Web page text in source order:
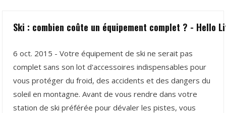
Ski : combien coûte un équipement complet ? - Hello
6 oct. 2015 - Votre équipement de ski ne serait pas
complet sans son lot d'accessoires indispensables pour
vous protéger du froid, des accidents et des dangers du
soleil en montagne. Avant de vous rendre dans votre
station de ski préférée pour dévaler les pistes, vous